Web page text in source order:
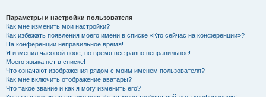
Параметры и настройки пользователя
Как мне изменить мои настройки?
Как избежать появления моего имени в списке «Кто сейчас на конференции»?
На конференции неправильное время!
Я изменил часовой пояс, но время всё равно неправильное!
Моего языка нет в списке!
Что означают изображения рядом с моим именем пользователя?
Как мне включить отображение аватары?
Что такое звание и как я могу изменить его?